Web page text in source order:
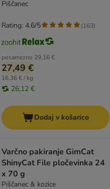
Piščanec
posamezno 29,16 €
27,49 €
16,36 € / kg
26,12 €
Rating: 4.6/5 (163)
Dodaj v košarico
Varčno pakiranje GimCat
ShinyCat File pločevinka 24
x 70 g
Piščanec & kozice